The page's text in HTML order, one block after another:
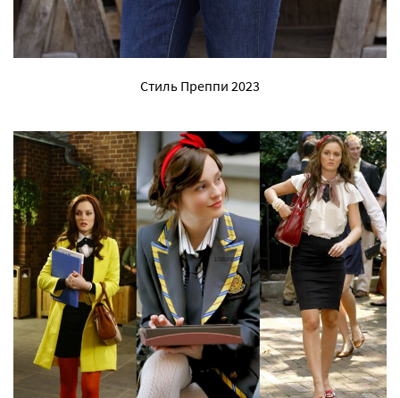
Стиль Преппи 2023